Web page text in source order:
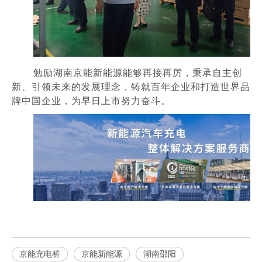
勉励湖南京能新能源能够再接再厉，秉承自主创
新、引领未来的发展理念，铸就百年企业和打造世界品
牌中国企业，为早日上市努力奋斗。
京能充电桩 京能新能源 湖南邵阳